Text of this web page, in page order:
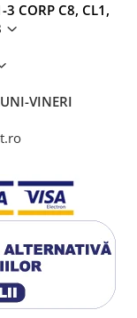
3 CORP C8, CL1,
VINERI